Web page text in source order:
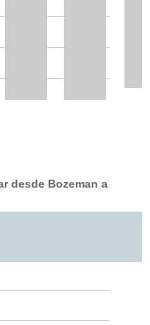
desde Bozeman a